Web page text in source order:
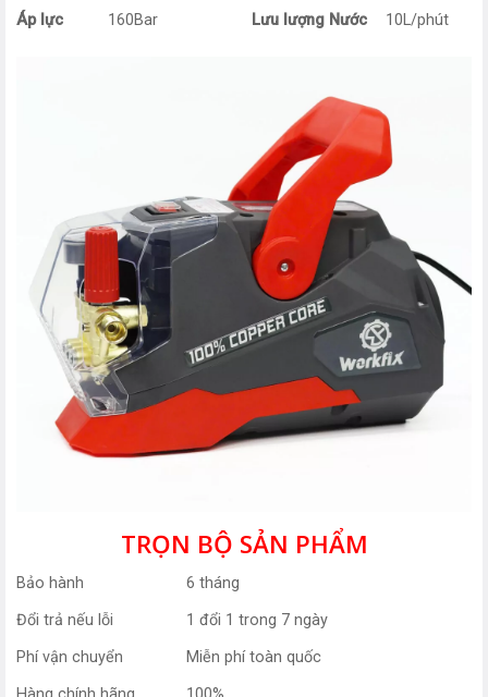
Áp lực
160Bar Lưu lượng Nước 10L/phút
TRỌN BỘ SẢN PHẨM
Bảo hành
6 tháng
Đổi trả nếu lỗi
1 đổi 1 trong 7 ngày
Phí vận chuyển
Miễn phí toàn quốc